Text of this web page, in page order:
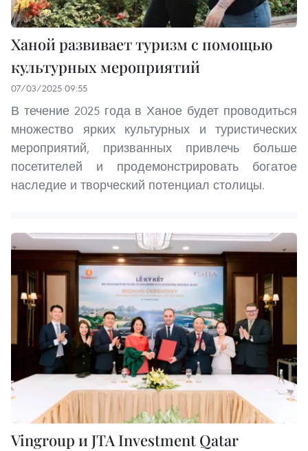
Ханой развивает туризм с помощью
культурных мероприятий
07/03/2025 09:55
В течение 2025 года в Ханое будет проводиться
множество ярких культурных и туристических
мероприятий, призванных привлечь больше
посетителей и продемонстрировать богатое
наследие и творческий потенциал столицы.
Vingroup и JTA Investment Qatar